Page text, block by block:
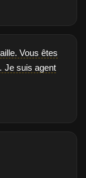
Vous êtes
Je suis agent